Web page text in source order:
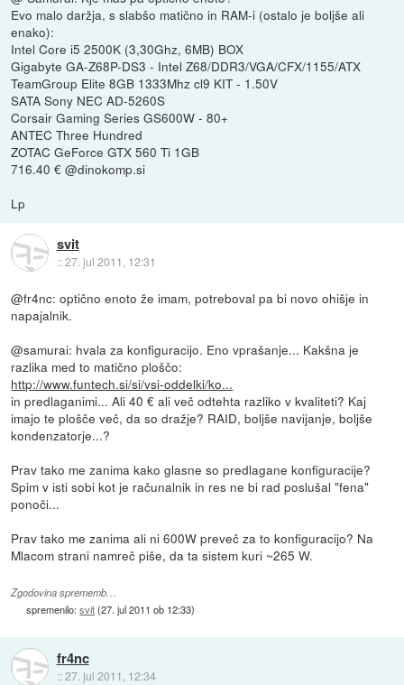
Evo malo daržja, s slabšo matično in RAM-i (ostalo je boljše ali
enako):
Intel Core i5 2500K (3,30Ghz, 6MB) BOX
Gigabyte GA-Z68P-DS3 - Intel Z68/DDR3/VGA/CFX/1155/ATX
TeamGroup Elite 8GB 1333Mhz cl9 KIT - 1.50V
SATA Sony NEC AD-5260S
Corsair Gaming Series GS600W - 80+
ANTEC Three Hundred
ZOTAC GeForce GTX 560 Ti 1GB
716.40 € @dinokomp.si
Lp
svit
::27. jul 2011, 12:31
@fr4nc: optično enoto že imam, potreboval pa bi novo ohišje in
napajalnik.
@samurai: hvala za konfiguracijo. Eno vprašanje... Kakšna je
razlika med to matično ploščo:
http://www.funtech.si/si/vsi-oddelki/ko...
in predlaganimi... Ali 40 € ali več odtehta razliko v kvaliteti? Kaj
imajo te plošče več, da so dražje? RAID, boljše navijanje, boljše
kondenzatorje...?
Prav tako me zanima kako glasne so predlagane konfiguracije?
Spim v isti sobi kot je računalnik in res ne bi rad poslušal "fena"
ponoči...
Prav tako me zanima ali ni 600W preveč za to konfiguracijo? Na
Mlacom strani namreč piše, da ta sistem kuri ~265 W.
Zgodovina sprememb…
spremenilo:svit(27. jul 2011 ob 12:33)
fr4nc
::27. jul 2011, 12:34